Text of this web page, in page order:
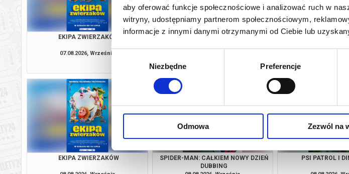
aby oferować funkcje społecznościowe i analizować ruch w
witryny, udostępniamy partnerom społecznościowym,
informacje z innymi danymi otrzymanymi od Ciebie lub
Wybór
Niezbędne Preferencje
Odmowa Zezwól na
EKIPA ZWIERZAKÓW
07.08.2026, Września
SPIDER-MAN: CAŁKIEM NOWY DZIEŃ
kup bilet
PSI PATROL I
EKIPA ZWIERZAKÓW
SPIDER-MAN: CAŁKIEM NOWY DZIEŃ
DUBBING
PSI PATROL I